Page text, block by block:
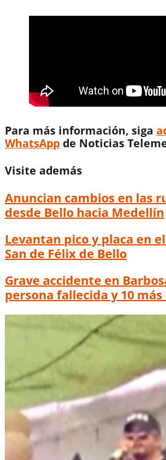
Para más información, siga
WhatsApp de Noticias
Visite además
Anuncian cambios en las
desde Bello hacia Medellín
Levantan pico y placa en
San de Félix de Bello
Grave accidente en
persona fallecida y 10